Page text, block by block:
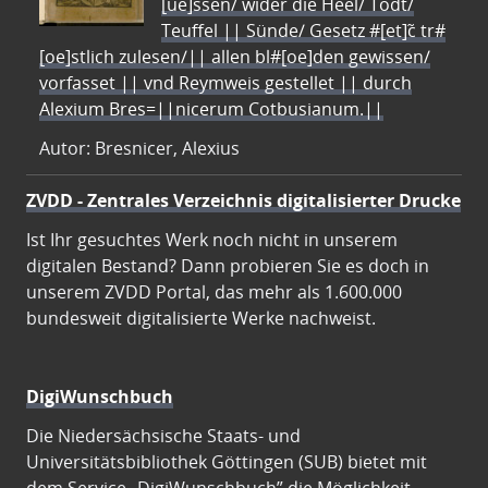
Teuffel || Sünde/ Gesetz #[et]c̃ tr#
[oe]stlich zulesen/|| allen bl#[oe]den gewissen/
vorfasset || vnd Reymweis gestellet || durch
Alexium Bres=||nicerum Cotbusianum.||
Autor: Bresnicer, Alexius
ZVDD - Zentrales Verzeichnis digitalisierter Drucke
Ist Ihr gesuchtes Werk noch nicht in unserem
digitalen Bestand? Dann probieren Sie es doch in
unserem ZVDD Portal, das mehr als 1.600.000
bundesweit digitalisierte Werke nachweist.
DigiWunschbuch
Die Niedersächsische Staats- und
Universitätsbibliothek Göttingen (SUB) bietet mit